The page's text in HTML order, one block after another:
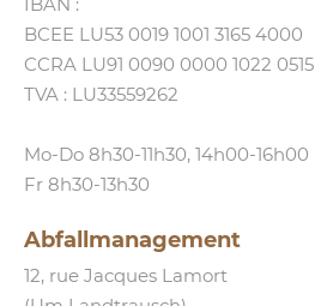
BCEE LU53 0019 1001 3165 4000
CCRA LU91 0090 0000 1022 0515
TVA : LU33559262
Mo-Do 8h30-11h30, 14h00-16h00
Fr 8h30-13h30
Abfallmanagement
12, rue Jacques Lamort